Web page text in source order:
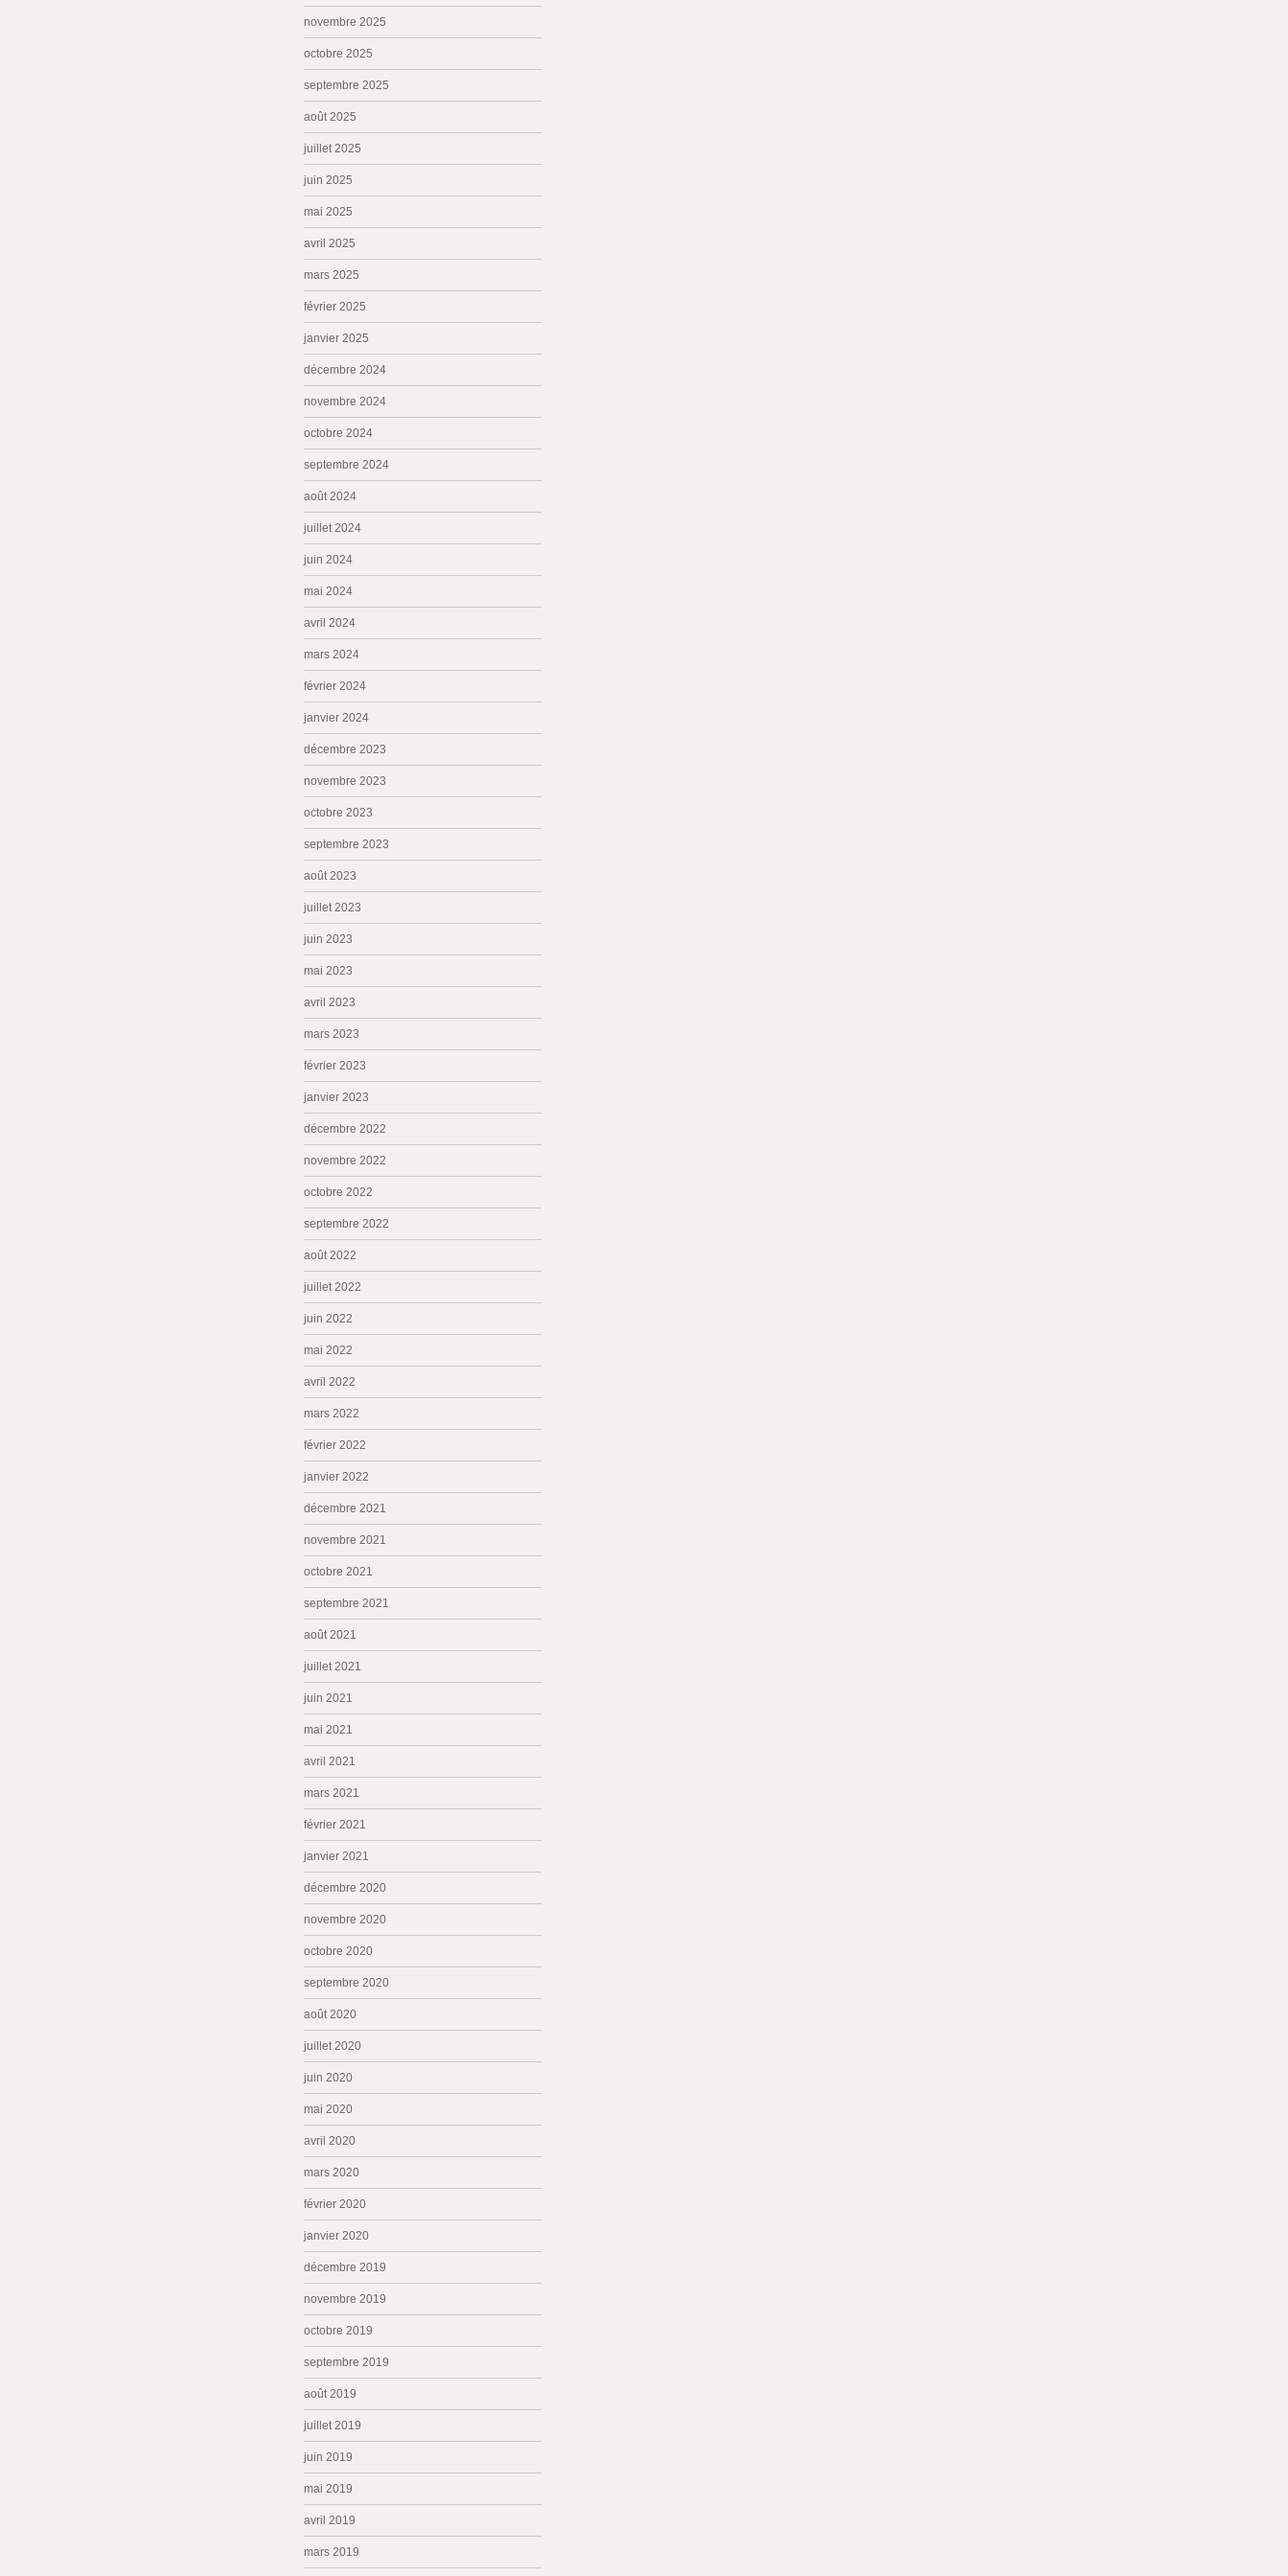
novembre 2025
octobre 2025
septembre 2025
août 2025
juillet 2025
juin 2025
mai 2025
avril 2025
mars 2025
février 2025
janvier 2025
décembre 2024
novembre 2024
octobre 2024
septembre 2024
août 2024
juillet 2024
juin 2024
mai 2024
avril 2024
mars 2024
février 2024
janvier 2024
décembre 2023
novembre 2023
octobre 2023
septembre 2023
août 2023
juillet 2023
juin 2023
mai 2023
avril 2023
mars 2023
février 2023
janvier 2023
décembre 2022
novembre 2022
octobre 2022
septembre 2022
août 2022
juillet 2022
juin 2022
mai 2022
avril 2022
mars 2022
février 2022
janvier 2022
décembre 2021
novembre 2021
octobre 2021
septembre 2021
août 2021
juillet 2021
juin 2021
mai 2021
avril 2021
mars 2021
février 2021
janvier 2021
décembre 2020
novembre 2020
octobre 2020
septembre 2020
août 2020
juillet 2020
juin 2020
mai 2020
avril 2020
mars 2020
février 2020
janvier 2020
décembre 2019
novembre 2019
octobre 2019
septembre 2019
août 2019
juillet 2019
juin 2019
mai 2019
avril 2019
mars 2019